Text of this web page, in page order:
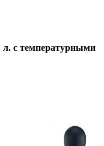
л. c температурными